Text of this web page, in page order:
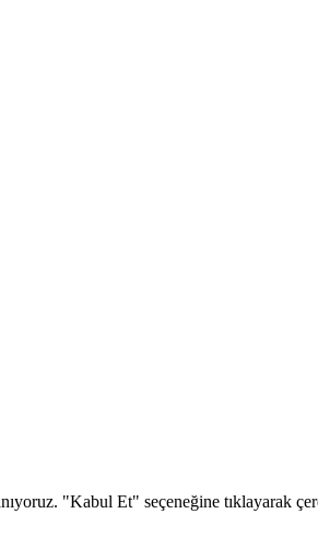
"Kabul Et" seçeneğine tıklayarak